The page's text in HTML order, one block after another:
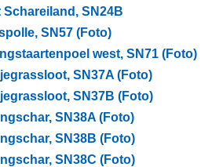
SN24B
SN57 (Foto)
west, SN71 (Foto)
SN37A (Foto)
SN37B (Foto)
SN38A (Foto)
SN38B (Foto)
SN38C (Foto)